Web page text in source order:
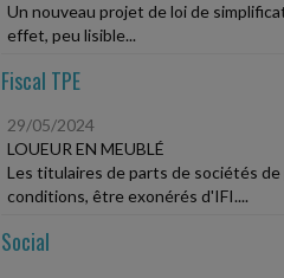
Un nouveau projet de loi de
effet, peu lisible...
Fiscal TPE
29/05/2024
LOUEUR EN MEUBLÉ
Les titulaires de parts de sociétés
conditions, être exonérés d'IFI....
Social